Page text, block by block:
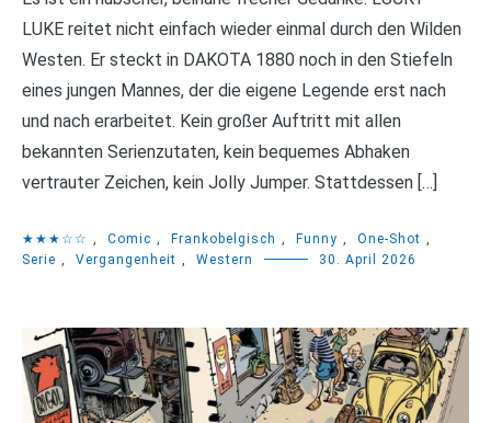
LUKE reitet nicht einfach wieder einmal durch den Wilden
Westen. Er steckt in DAKOTA 1880 noch in den Stiefeln
eines jungen Mannes, der die eigene Legende erst nach
und nach erarbeitet. Kein großer Auftritt mit allen
bekannten Serienzutaten, kein bequemes Abhaken
vertrauter Zeichen, kein Jolly Jumper. Stattdessen […]
★★★☆☆ Comic Frankobelgisch Funny One-Shot
Serie
Vergangenheit Western 30. April 2026